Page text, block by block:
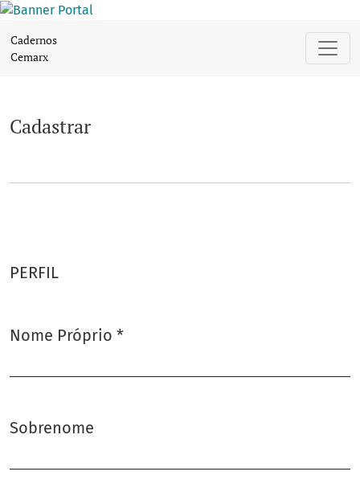
Cadernos
Cemarx
Cadastrar
PERFIL
Nome Próprio *
Sobrenome